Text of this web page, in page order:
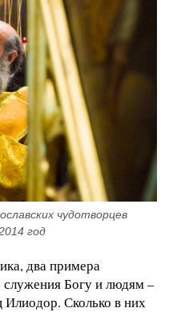
чудотворцев
год
два примера
Богу и людям –
Сколько в них